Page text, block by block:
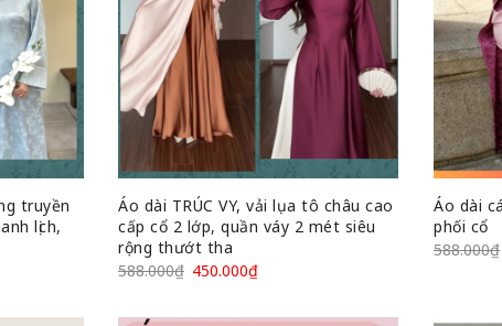
truyền
lịch,
Áo dài TRÚC VY, vải lụa tô châu cao
cấp cổ 2 lớp, quần váy 2 mét siêu
rộng thướt tha
588.000₫ 450.000₫
Áo dài
phối cổ
588.000₫